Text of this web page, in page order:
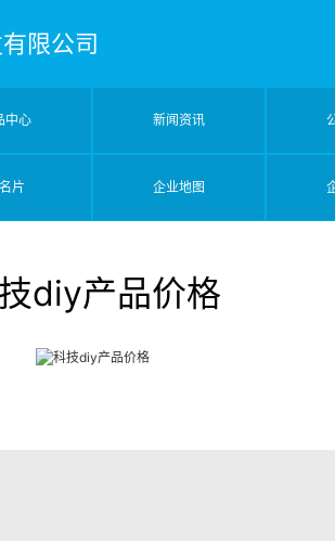
限公司
中心 新闻资讯
片 企业地图
diy产品价格